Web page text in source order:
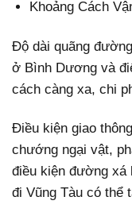
Khoảng Cách
Độ dài quãng
ở Bình Dương và
cách càng xa, chi
Điều kiện giao
chướng ngại vật,
điều kiện đường
đi Vũng Tàu có thể